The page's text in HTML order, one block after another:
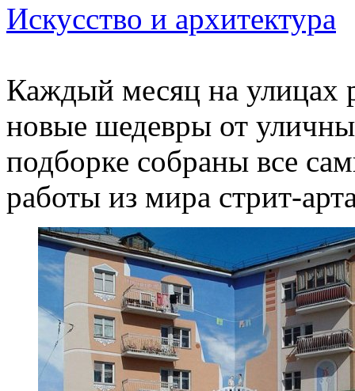
Искусство и архитектура
Каждый месяц на улицах
новые шедевры от
подборке собраны все
работы из мира стрит-